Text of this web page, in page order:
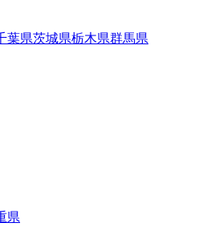
葉県茨城県栃木県群馬県
県